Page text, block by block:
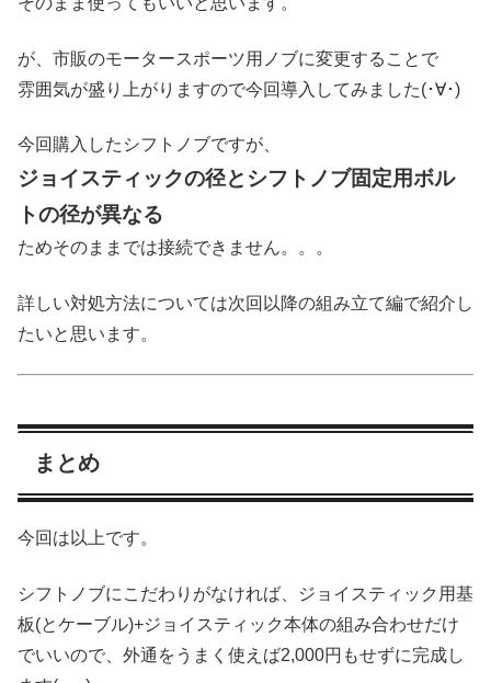
が、市販のモータースポーツ用ノブに変更することで
雰囲気が盛り上がりますので今回導入してみました(･∀･)
今回購入したシフトノブですが、
ジョイスティックの径とシフトノブ固定用ボル
トの径が異なる
ためそのままでは接続できません。。。
詳しい対処方法については次回以降の組み立て編で紹介し
たいと思います。
まとめ
今回は以上です。
シフトノブにこだわりがなければ、ジョイスティック用基
板(とケーブル)+ジョイスティック本体の組み合わせだけ
でいいので、外通をうまく使えば2,000円もせずに完成し